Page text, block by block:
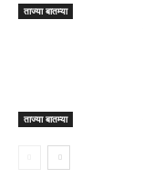
ताज्या बातम्या
ताज्या बातम्या